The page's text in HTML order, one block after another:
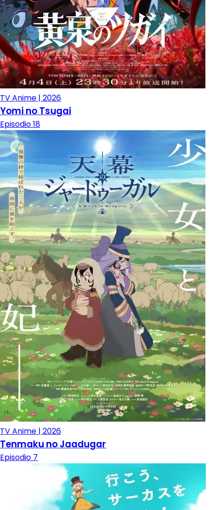
TV Anime | 2026
Yomi no Tsugai
Episodio 18
TV Anime | 2026
Tenmaku no Jaadugar
Episodio 7